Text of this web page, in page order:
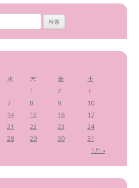
水 木 金 土
1月 »
1 2
3
7 8 9
10
14 15 16
17
21 22 23
24
28 29 30 31